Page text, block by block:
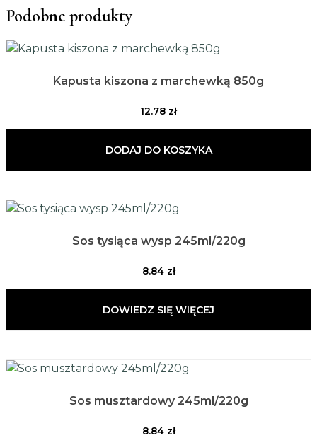
Podobne produkty
Kapusta kiszona z marchewką 850g
12.78 zł
DODAJ DO KOSZYKA
Sos tysiąca wysp 245ml/220g
8.84 zł
DOWIEDZ SIĘ WIĘCEJ
Sos musztardowy 245ml/220g
8.84 zł